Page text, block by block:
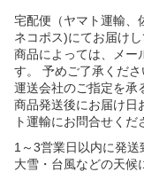
宅配便（ヤマト運輸、
ネコポス)にてお届けし
商品によっては、メー
す。 予めご了承くださ
運送会社のご指定を承
商品発送後にお届け日
ト運輸にお問合せくだ
1～3営業日以内に発送
大雪・台風などの天候